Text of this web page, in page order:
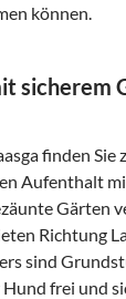
können.
sicherem
finden Sie
Aufenthalt
Gärten
Richtung
sind
frei und